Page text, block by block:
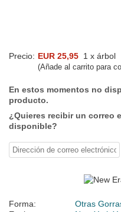
Precio: EUR 25,95 1 x árbol
(Añade al carrito para
En estos momentos no
producto.
¿Quieres recibir un correo
disponible?
Forma:
Otras